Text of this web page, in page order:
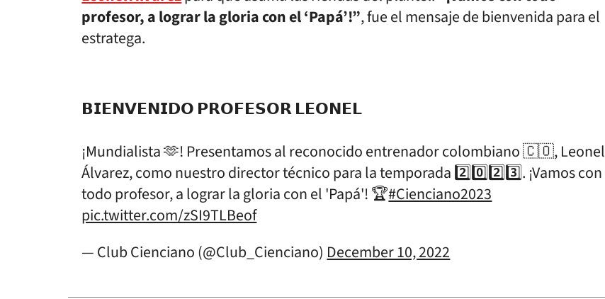
profesor, a lograr la gloria con el ‘Papá’!”, fue el mensaje de bienvenida para el
estratega.
𝗕𝗜𝗘𝗡𝗩𝗘𝗡𝗜𝗗𝗢 𝗣𝗥𝗢𝗙𝗘𝗦𝗢𝗥 𝗟𝗘𝗢𝗡𝗘𝗟
¡Mundialista 🫶! Presentamos al reconocido entrenador colombiano 🇨🇴, Leonel
Álvarez, como nuestro director técnico para la temporada 2️⃣0️⃣2️⃣3️⃣. ¡Vamos con
todo profesor, a lograr la gloria con el 'Papá'! 🏆#Cienciano2023
pic.twitter.com/zSI9TLBeof
— Club Cienciano (@Club_Cienciano) December 10, 2022